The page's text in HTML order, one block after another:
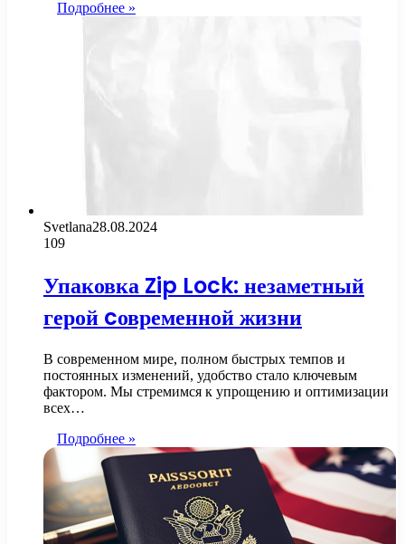
Подробнее »
Svetlana28.08.2024
109
Упаковка Zip Lock: незаметный
герой cовременной жизни
В современном мире, полном быстрых темпов и
постоянных изменений, удобство стало ключевым
фактором. Мы стремимся к упрощению и оптимизации
всех…
Подробнее »